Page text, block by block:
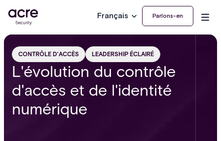
Français Parlons-en
CONTRÔLE D'ACCÈS LEADERSHIP ÉCLAIRÉ
L'évolution du contrôle
d'accès et de l'identité
numérique